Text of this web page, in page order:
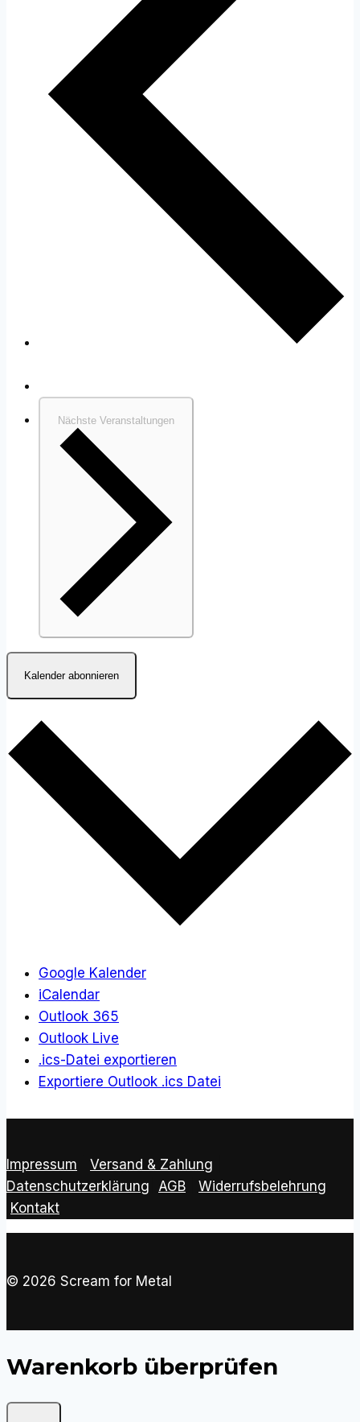
Nächste Veranstaltungen
Kalender abonnieren
Google Kalender
iCalendar
Outlook 365
Outlook Live
.ics-Datei exportieren
Exportiere Outlook .ics Datei
Impressum Versand & Zahlung
Datenschutzerklärung
AGB
Widerrufsbelehrung
Kontakt
© 2026 Scream for Metal
Warenkorb überprüfen